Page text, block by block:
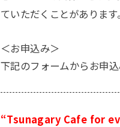
ていただくことがあります。
＜お申込み＞
下記のフォームからお申込
“Tsunagary Cafe for